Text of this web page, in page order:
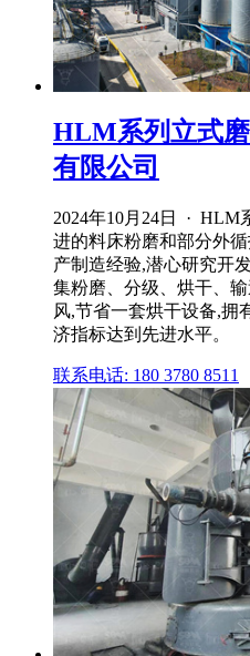
HLM系列立式
有限公司
2024年10月24日 · HLM
进的料床粉磨和部分外
产制造经验,潜心研究开
集粉磨、分级、烘干、
风,节省一套烘干设备,拥
济指标达到先进水平。
联系电话: 180 3780 8511